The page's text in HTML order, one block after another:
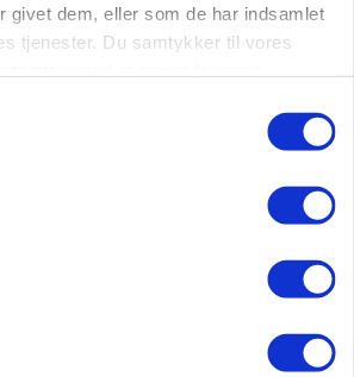
givet dem, eller som de har indsamlet
tjenester. Du samtykker til vores
Byggeriet kan åbne nyt